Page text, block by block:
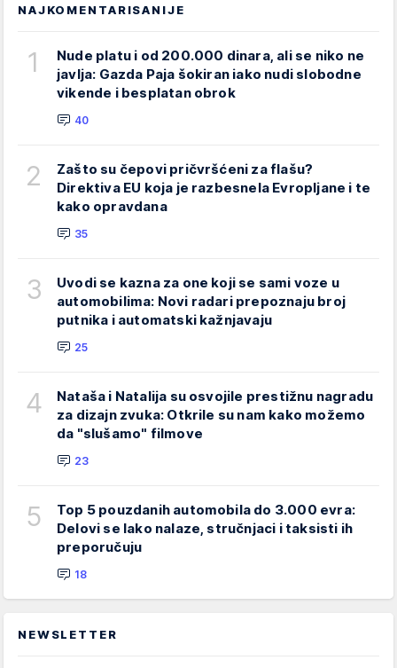
NAJKOMENTARISANIJE
1
Nude platu i od 200.000 dinara, ali se niko ne
javlja: Gazda Paja šokiran iako nudi slobodne
vikende i besplatan obrok
40
2
Zašto su čepovi pričvršćeni za flašu?
Direktiva EU koja je razbesnela Evropljane i te
kako opravdana
35
3
Uvodi se kazna za one koji se sami voze u
automobilima: Novi radari prepoznaju broj
putnika i automatski kažnjavaju
25
4
Nataša i Natalija su osvojile prestižnu nagradu
za dizajn zvuka: Otkrile su nam kako možemo
da "slušamo" filmove
23
5
Top 5 pouzdanih automobila do 3.000 evra:
Delovi se lako nalaze, stručnjaci i taksisti ih
preporučuju
18
NEWSLETTER